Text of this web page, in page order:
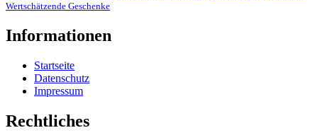
Wertschätzende Geschenke
Informationen
Startseite
Datenschutz
Impressum
Rechtliches